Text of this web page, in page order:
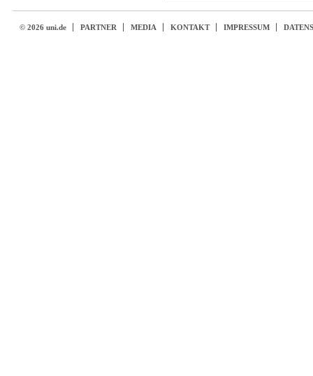
© 2026 uni.de PARTNER MEDIA KONTAKT IMPRESSUM